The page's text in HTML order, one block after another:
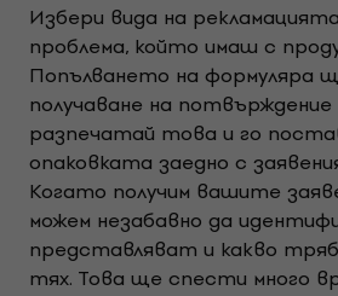
Избери вида на
проблема, който имаш с
Попълването на формуляра
получаване на потвърждение
разпечатай това и го
опаковката заедно с
Когато получим вашите
можем незабавно да
представляват и какво
тях. Това ще спести много